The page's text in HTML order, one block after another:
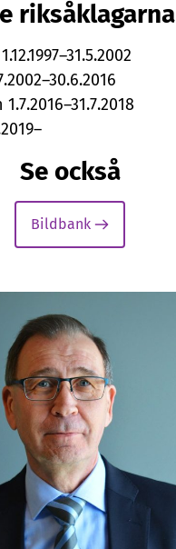
riksåklagarna
Se också
Bildbank